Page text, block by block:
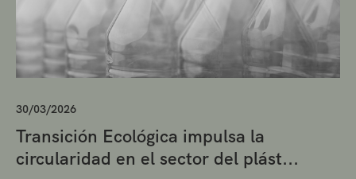
30/03/2026
Transición Ecológica impulsa la
circularidad en el sector del plást...